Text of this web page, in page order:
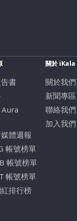
書
體週報
帳號榜單
帳號榜單
帳號榜單
排行榜
關於 iKala
關於我們
新聞專區
聯絡我們
加入我們